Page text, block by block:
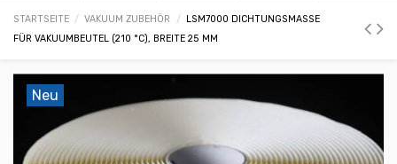
STARTSEITE VAKUUM ZUBEHÖR
LSM7000 DICHTUNGSMASSE
FÜR VAKUUMBEUTEL (210 °C), BREITE 25 MM
Neu